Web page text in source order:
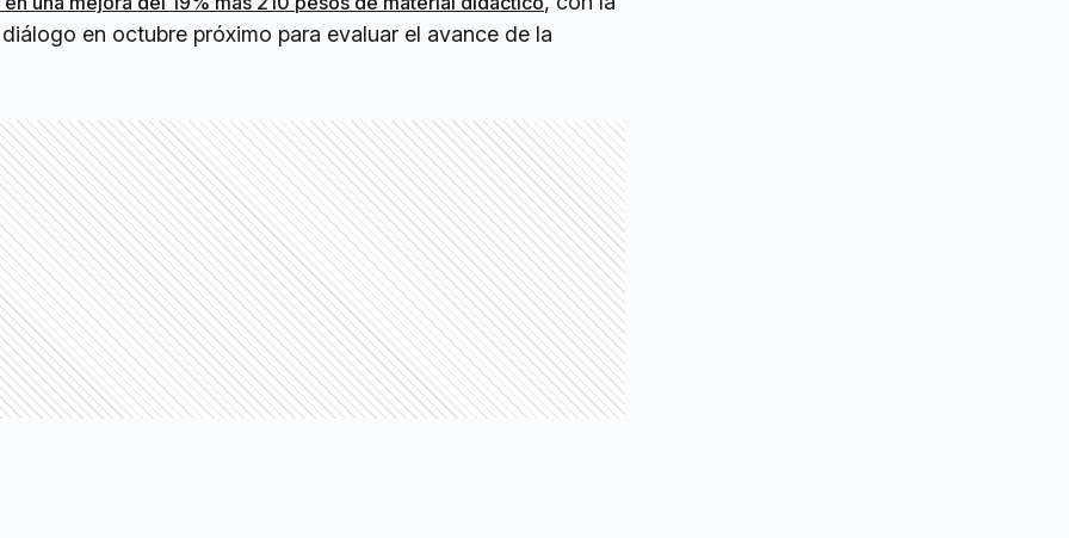
en octubre próximo para evaluar el avance de la